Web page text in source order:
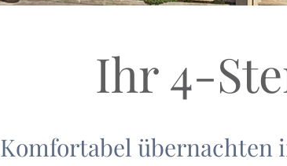
Ihr 4-
Komfortabel übernachten